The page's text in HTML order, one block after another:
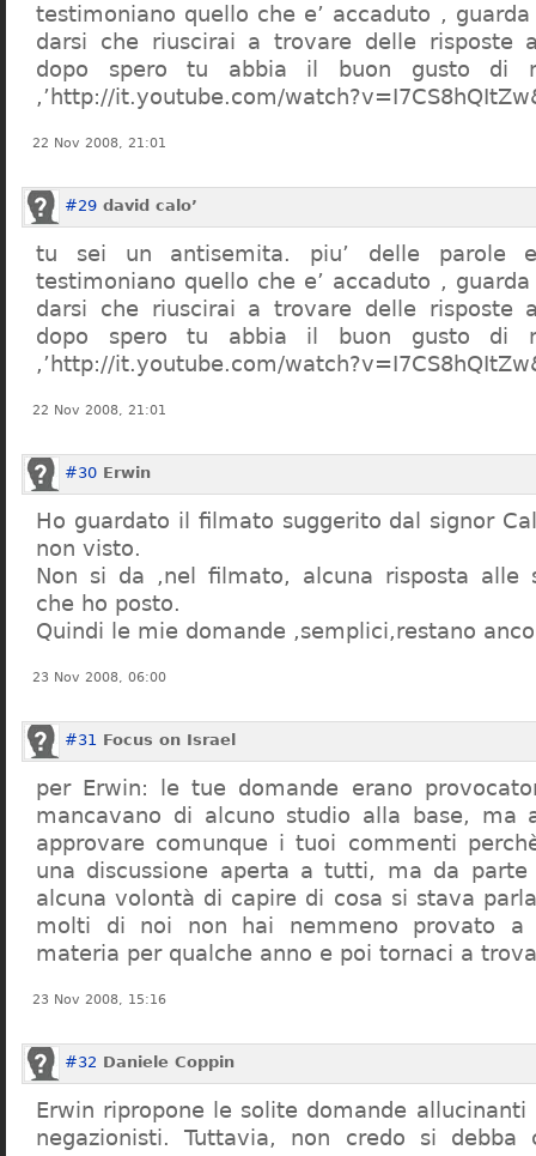
testimoniano quello che e’ accaduto , guarda
darsi che riuscirai a trovare delle risposte
dopo spero tu abbia il buon gusto di
,’http://it.youtube.com/
22 Nov 2008, 21:01
#29 david calo’
tu sei un antisemita. piu’ delle parole
testimoniano quello che e’ accaduto , guarda
darsi che riuscirai a trovare delle risposte
dopo spero tu abbia il buon gusto di
,’http://it.youtube.com/
22 Nov 2008, 21:01
#30 Erwin
Ho guardato il filmato suggerito dal signor
non visto.
Non si da ,nel filmato, alcuna risposta alle
che ho posto.
Quindi le mie domande ,semplici,restano
23 Nov 2008, 06:00
#31 Focus on Israel
per Erwin: le tue domande erano
mancavano di alcuno studio alla base, ma
approvare comunque i tuoi commenti
una discussione aperta a tutti, ma da parte
alcuna volontà di capire di cosa si stava
molti di noi non hai nemmeno provato a
materia per qualche anno e poi tornaci a
23 Nov 2008, 15:16
#32 Daniele Coppin
Erwin ripropone le solite domande
negazionisti. Tuttavia, non credo si debba